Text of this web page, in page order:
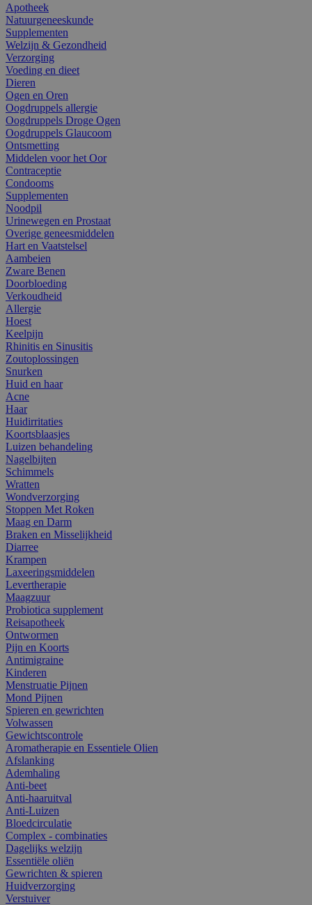
Apotheek
Natuurgeneeskunde
Supplementen
Welzijn & Gezondheid
Verzorging
Voeding en dieet
Dieren
Ogen en Oren
Oogdruppels allergie
Oogdruppels Droge Ogen
Oogdruppels Glaucoom
Ontsmetting
Middelen voor het Oor
Contraceptie
Condooms
Supplementen
Noodpil
Urinewegen en Prostaat
Overige geneesmiddelen
Hart en Vaatstelsel
Aambeien
Zware Benen
Doorbloeding
Verkoudheid
Allergie
Hoest
Keelpijn
Rhinitis en Sinusitis
Zoutoplossingen
Snurken
Huid en haar
Acne
Haar
Huidirritaties
Koortsblaasjes
Luizen behandeling
Nagelbijten
Schimmels
Wratten
Wondverzorging
Stoppen Met Roken
Maag en Darm
Braken en Misselijkheid
Diarree
Krampen
Laxeeringsmiddelen
Levertherapie
Maagzuur
Probiotica supplement
Reisapotheek
Ontwormen
Pijn en Koorts
Antimigraine
Kinderen
Menstruatie Pijnen
Mond Pijnen
Spieren en gewrichten
Volwassen
Gewichtscontrole
Aromatherapie en Essentiele Olien
Afslanking
Ademhaling
Anti-beet
Anti-haaruitval
Anti-Luizen
Bloedcirculatie
Complex - combinaties
Dagelijks welzijn
Essentiële oliën
Gewrichten & spieren
Huidverzorging
Verstuiver